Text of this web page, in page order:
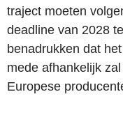
traject moeten
deadline van 2028
benadrukken dat
mede afhankelijk
Europese